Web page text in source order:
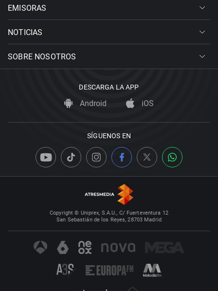
EMISORAS
NOTICIAS
SOBRE NOSOTROS
DESCARGA LA APP
Android iOS
SÍGUENOS EN
Copyright © Uniprex, S.A.U., C/ Fuerteventura 12
San Sebastián de los Reyes, 28703 Madrid